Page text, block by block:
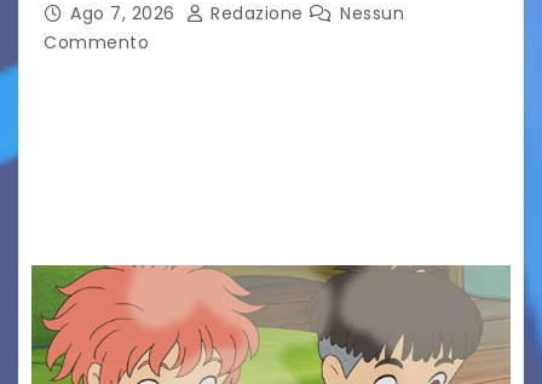
Ago 7, 2026 Redazione
Nessun
Commento